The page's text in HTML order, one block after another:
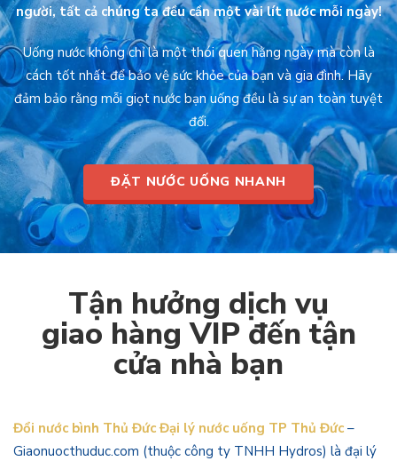
người, tất cả chúng ta đều cần một vài lít nước mỗi ngày!
Uống nước không chỉ là một thói quen hằng ngày mà còn là
cách tốt nhất để bảo vệ sức khỏe của bạn và gia đình. Hãy
đảm bảo rằng mỗi giọt nước bạn uống đều là sự an toàn tuyệt
đối.
ĐẶT NƯỚC UỐNG NHANH
Tận hưởng dịch vụ
giao hàng VIP đến tận
cửa nhà bạn
Đổi nước bình Thủ Đức Đại lý nước uống TP Thủ Đức –
Giaonuocthuduc.com (thuộc công ty TNHH Hydros) là đại lý